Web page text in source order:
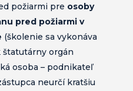
požiarmi pre osoby
pred požiarmi v
(školenie sa vykonáva
štatutárny orgán
osoba – podnikateľ
neurčí kratšiu